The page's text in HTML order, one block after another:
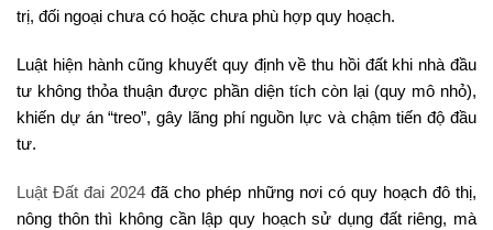
trị, đối ngoại chưa có hoặc chưa phù hợp quy hoạch.
Luật hiện hành cũng khuyết quy định về thu hồi đất khi nhà đầu
tư không thỏa thuận được phần diện tích còn lại (quy mô nhỏ),
khiến dự án “treo”, gây lãng phí nguồn lực và chậm tiến độ đầu
tư.
Luật Đất đai 2024 đã cho phép những nơi có quy hoạch đô thị,
nông thôn thì không cần lập quy hoạch sử dụng đất riêng, mà